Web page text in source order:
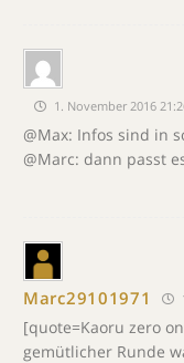
1. November 2016
@Max: Infos sind in
@Marc: dann passt
Marc29101971
[quote=Kaoru zero
gemütlicher Runde